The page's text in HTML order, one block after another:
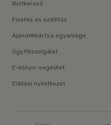
Boltkereső
Fizetés és szállítás
Ajándékkártya egyenlege
Ügyfélszolgálat
E-könyv-segédlet
Elállási nyilatkozat